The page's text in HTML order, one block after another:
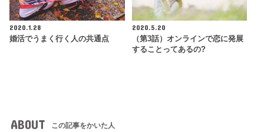
2020.1.28
婚活でうまく行く人の共通点
2020.5.20
（第3話）オンラインで恋に発展
することってあるの?
ABOUT この記事をかいた人